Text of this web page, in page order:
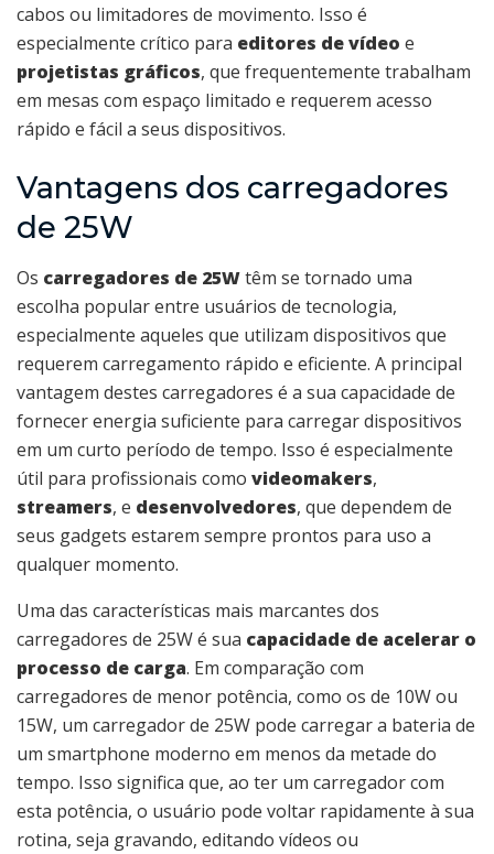
cabos ou limitadores de movimento. Isso é
especialmente crítico para editores de vídeo e
projetistas gráficos, que frequentemente trabalham
em mesas com espaço limitado e requerem acesso
rápido e fácil a seus dispositivos.
Vantagens dos carregadores
de 25W
Os carregadores de 25Wtêm se tornado uma
escolha popular entre usuários de tecnologia,
especialmente aqueles que utilizam dispositivos que
requerem carregamento rápido e eficiente. A principal
vantagem destes carregadores é a sua capacidade de
fornecer energia suficiente para carregar dispositivos
em um curto período de tempo. Isso é especialmente
útil para profissionais como videomakers,
streamers, e desenvolvedores, que dependem de
seus gadgets estarem sempre prontos para uso a
qualquer momento.
Uma das características mais marcantes dos
carregadores de 25W é sua capacidade de acelerar o
processo de carga. Em comparação com
carregadores de menor potência, como os de 10W ou
15W, um carregador de 25W pode carregar a bateria de
um smartphone moderno em menos da metade do
tempo. Isso significa que, ao ter um carregador com
esta potência, o usuário pode voltar rapidamente à sua
rotina, seja gravando, editando vídeos ou